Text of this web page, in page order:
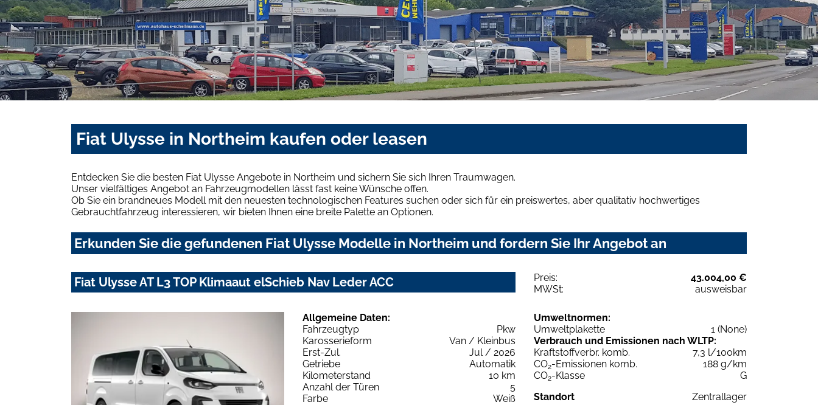
Fiat Ulysse in Northeim kaufen oder leasen
Entdecken Sie die besten Fiat Ulysse Angebote in Northeim und sichern Sie sich Ihren Traumwagen.
Unser vielfältiges Angebot an Fahrzeugmodellen lässt fast keine Wünsche offen.
Ob Sie ein brandneues Modell mit den neuesten technologischen Features suchen oder sich für ein preiswertes, aber qualitativ hochwertiges
Gebrauchtfahrzeug interessieren, wir bieten Ihnen eine breite Palette an Optionen.
Erkunden Sie die gefundenen Fiat Ulysse Modelle in Northeim und fordern Sie Ihr Angebot an
Fiat Ulysse AT L3 TOP Klimaaut elSchieb Nav Leder ACC Preis:
43.004,00 €
MWSt:
ausweisbar
Allgemeine Daten:
Fahrzeugtyp
Pkw
Karosserieform
Van / Kleinbus
Erst-Zul.
Jul / 2026
Getriebe
Automatik
Kilometerstand
10 km
Anzahl der Türen
5
Farbe
Weiß
Umweltnormen:
Umweltplakette
1 (None)
Verbrauch und Emissionen nach WLTP:
Kraftstoffverbr. komb.
7,3 l/100km
CO2-Emissionen komb.
188 g/km
CO2-Klasse
G
Standort
Zentrallager